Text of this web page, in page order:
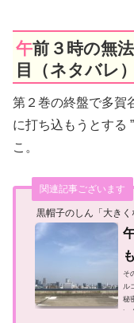
午前３時の無法地帯 第３巻はここに注
目（ネタバレ
第２巻の終盤で多賀
に打ち込もうとする
こ。
黒帽子のしん「大きく
関連記事ございます
そ
ル
秘
い